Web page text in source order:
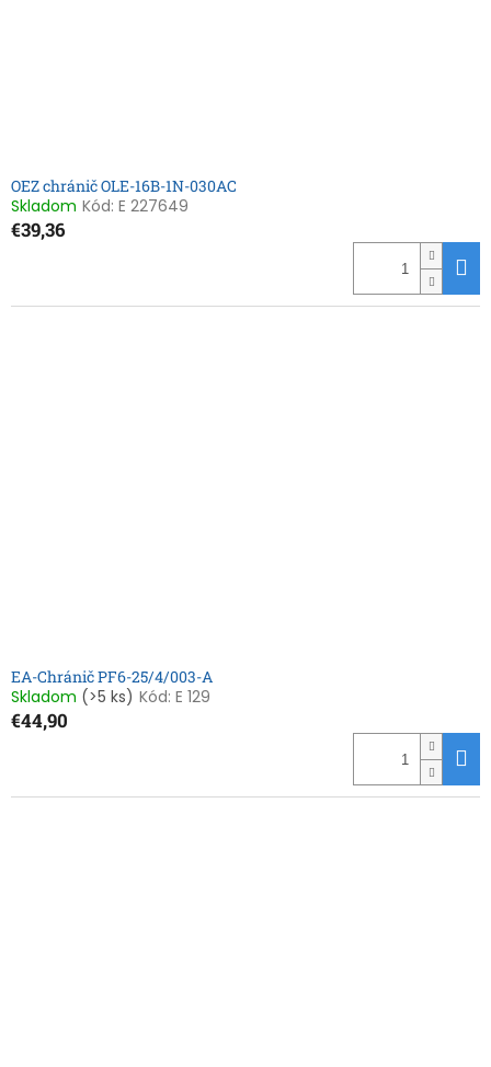
OEZ chránič OLE-16B-1N-030AC
Skladom Kód: E 227649
€39,36
EA-Chránič PF6-25/4/003-A
Skladom (>5 ks) Kód: E 129
€44,90